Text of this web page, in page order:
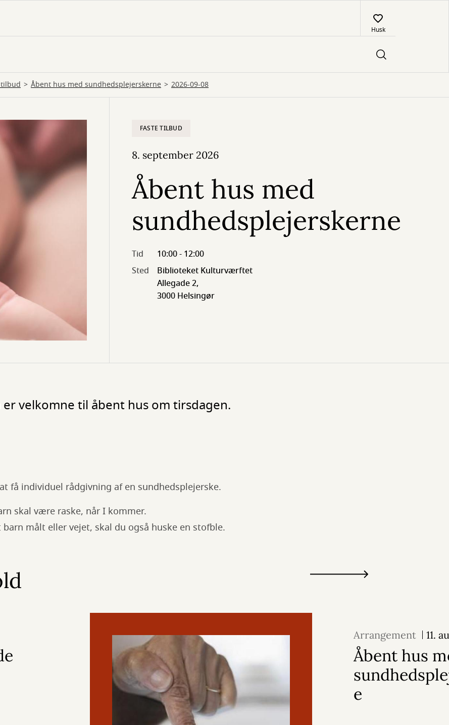
Husk
tilbud Åbent hus med sundhedsplejerskerne 2026-09-08
FASTE TILBUD
8. september 2026
Åbent hus med
sundhedsplejerskerne
Tid
10:00 - 12:00
Sted
Biblioteket Kulturværftet
Allegade 2,
3000 Helsingør
velkomne til åbent hus om tirsdagen.
få individuel rådgivning af en sundhedsplejerske.
skal være raske, når I kommer.
barn målt eller vejet, skal du også huske en stofble.
Arrangement 11.
Åbent hus
e